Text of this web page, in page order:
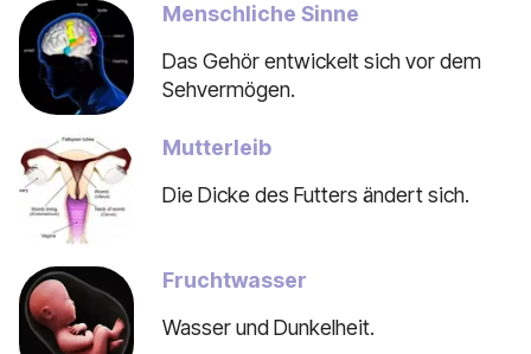
Menschliche Sinne
Das Gehör entwickelt sich vor dem
Sehvermögen.
Mutterleib
Die Dicke des Futters ändert sich.
Fruchtwasser
Wasser und Dunkelheit.